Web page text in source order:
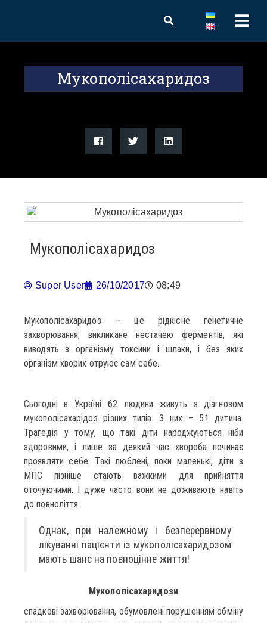
Мукополісахаридоз
Мукополісахаридоз
Super User 26/10/2017 08:49
Мукополісахаридоз – це рідкісне генетичне
захворювання, викликане нестачею ферментів, які
виводять з організму токсини і шлаки, і без яких
організм хворих отруює сам себе.
Сьогодні в Україні 62 людини живуть з діагнозом
мукополісахарідоз різних типів. З них – 51 дитина.
Трагедія у тому, що такі діти народжуються ніби
здоровими, і лише за деякий час хвороба починає
проявляти себе. Такі люблені, поки маленькі, діти з
МПС пізніше стають важкими для прийняття
оточуючими. І дуже часто вони не доживають навіть
до повноліття.
Однак, при належному і безперервному
лікуванні пацієнти із мукополісахаридозом
мають шанс на повноцінне життя!
Мукополісахаридози
спадкові захворювання, обумовлені порушенням обміну